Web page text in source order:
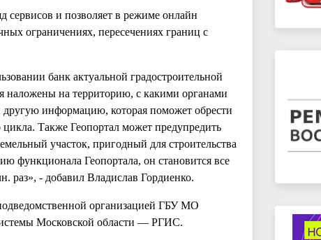
сервисов и позволяет в режиме онлайн
ограничениях, пересечениях границ с
банк актуальной градостроительной
наложены на территорию, с какими органами
другую информацию, которая поможет обрести
Также Геопортал может предупредить
участок, пригодный для строительства
функционала Геопортала, он становится все
раз», - добавил Владислав Гордиенко.
организацией ГБУ МО
Московской области — РГИС.